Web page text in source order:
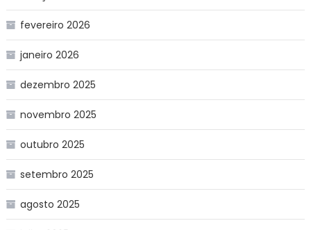
fevereiro 2026
janeiro 2026
dezembro 2025
novembro 2025
outubro 2025
setembro 2025
agosto 2025